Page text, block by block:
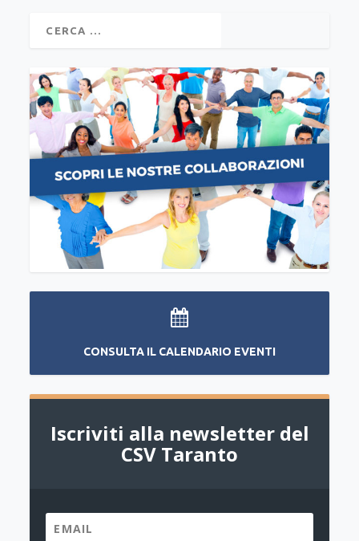
CONSULTA IL CALENDARIO EVENTI
Iscriviti alla newsletter del
CSV Taranto